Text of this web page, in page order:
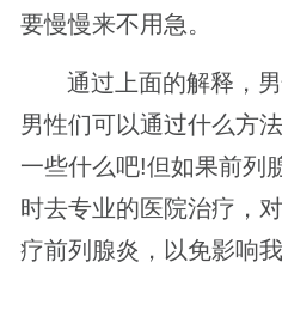
要慢慢来不用急。
通过上面的解释，
男性们可以通过什么方
一些什么吧!但如果前列
时去专业的医院治疗，
疗前列腺炎，以免影响